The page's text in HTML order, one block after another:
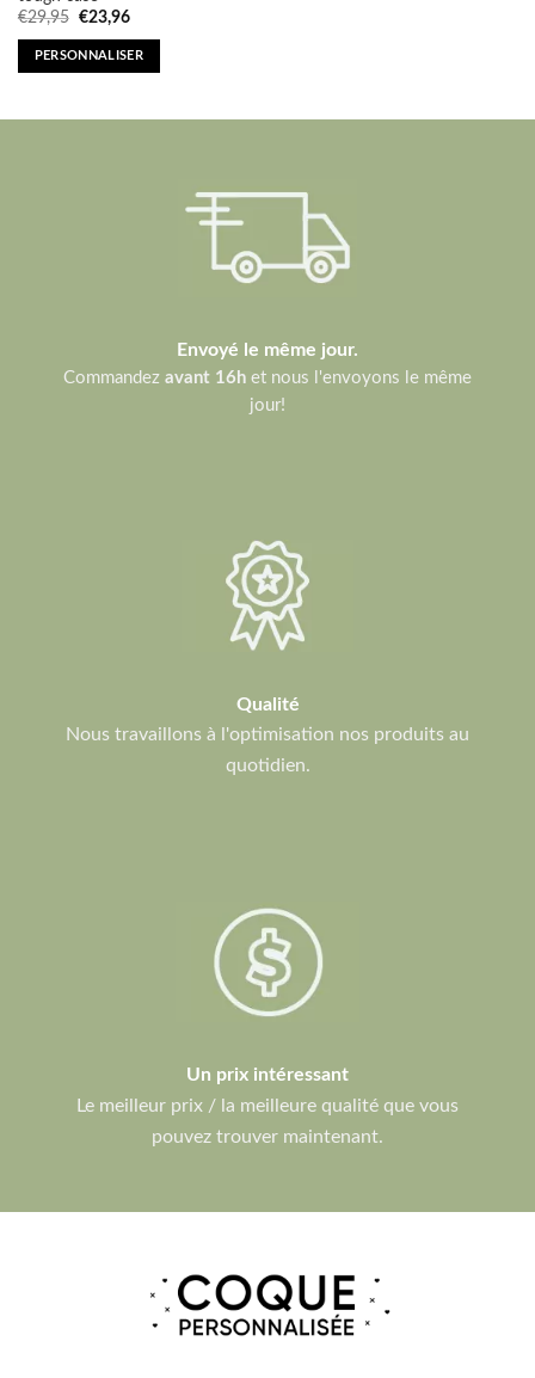
€29,95 Original
was:
€29,95.
€23,96Current
is:
€23,96.
PERSONNALISER
Envoyé le même jour.
Commandez avant 16h et nous l'envoyons le même
jour!
Qualité
Nous travaillons à l'optimisation nos produits au
quotidien.
Un prix intéressant
Le meilleur prix / la meilleure qualité que vous
pouvez trouver maintenant.